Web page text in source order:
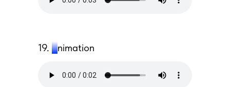
19. animation